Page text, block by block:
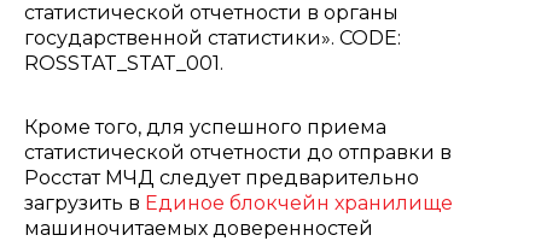
статистической отчетности в органы
государственной статистики». CODE:
ROSSTAT_STAT_001.
Кроме того, для успешного приема
статистической отчетности до отправки в
Росстат МЧД следует предварительно
загрузить в Единое блокчейн хранилище
машиночитаемых доверенностей